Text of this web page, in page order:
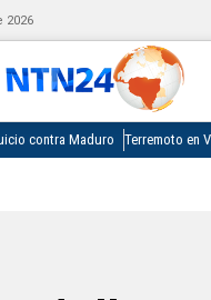
2026
contra Maduro Terremoto en